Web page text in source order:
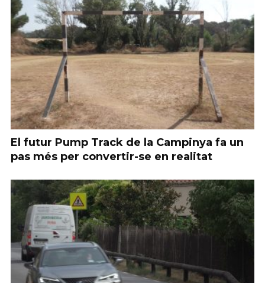
El futur Pump Track de la Campinya fa un
pas més per convertir-se en realitat